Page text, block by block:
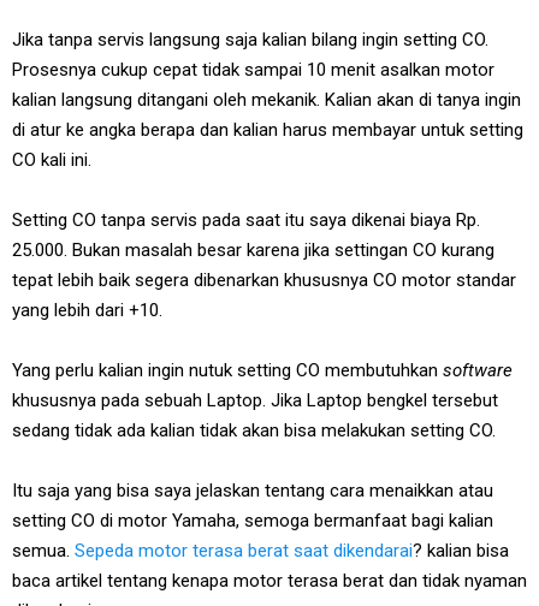
Jika tanpa servis langsung saja kalian bilang ingin setting CO.
Prosesnya cukup cepat tidak sampai 10 menit asalkan motor
kalian langsung ditangani oleh mekanik. Kalian akan di tanya ingin
di atur ke angka berapa dan kalian harus membayar untuk setting
CO kali ini.
Setting CO tanpa servis pada saat itu saya dikenai biaya Rp.
25.000. Bukan masalah besar karena jika settingan CO kurang
tepat lebih baik segera dibenarkan khususnya CO motor standar
yang lebih dari +10.
Yang perlu kalian ingin nutuk setting CO membutuhkan software
khususnya pada sebuah Laptop. Jika Laptop bengkel tersebut
sedang tidak ada kalian tidak akan bisa melakukan setting CO.
Itu saja yang bisa saya jelaskan tentang cara menaikkan atau
setting CO di motor Yamaha, semoga bermanfaat bagi kalian
semua. Sepeda motor terasa berat saat dikendarai? kalian bisa
baca artikel tentang kenapa motor terasa berat dan tidak nyaman